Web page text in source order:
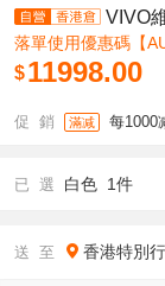
VIVO
落單使用優惠碼【
$11998.00
促 銷 滿减 每1000
已 選 白色 1件
送 至 香港特別